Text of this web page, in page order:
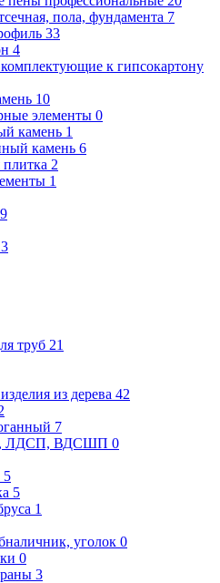
пола, фундамента 7
33
4
к гипсокартону
10
элементы 0
камень 1
камень 6
плитка 2
1
труб 21
из дерева 42
7
ЛДСП, ВДСШП 0
5
5
1
уголок 0
0
3